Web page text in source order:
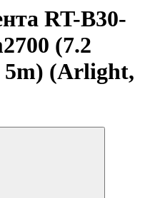
RT-B30-
(7.2
5m) (Arlight,